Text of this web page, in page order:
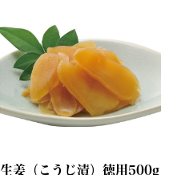
生姜（こうじ漬）徳用500g